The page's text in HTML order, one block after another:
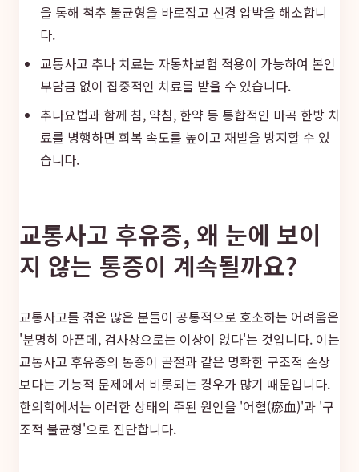
을 통해 척추 불균형을 바로잡고 신경 압박을 해소합니
다.
교통사고 추나 치료는 자동차보험 적용이 가능하여 본인
부담금 없이 집중적인 치료를 받을 수 있습니다.
추나요법과 함께 침, 약침, 한약 등 통합적인 마곡 한방 치
료를 병행하면 회복 속도를 높이고 재발을 방지할 수 있
습니다.
교통사고 후유증, 왜 눈에 보이
지 않는 통증이 계속될까요?
교통사고를 겪은 많은 분들이 공통적으로 호소하는 어려움은
'분명히 아픈데, 검사상으로는 이상이 없다'는 것입니다. 이는
교통사고 후유증의 통증이 골절과 같은 명확한 구조적 손상
보다는 기능적 문제에서 비롯되는 경우가 많기 때문입니다.
한의학에서는 이러한 상태의 주된 원인을 '어혈(瘀血)'과 '구
조적 불균형'으로 진단합니다.